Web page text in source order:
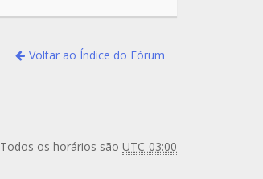
Voltar ao Índice do Fórum
Todos os horários são UTC-03:00